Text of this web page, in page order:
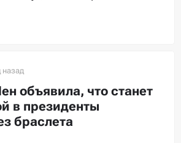
объявила, что станет
в президенты
браслета